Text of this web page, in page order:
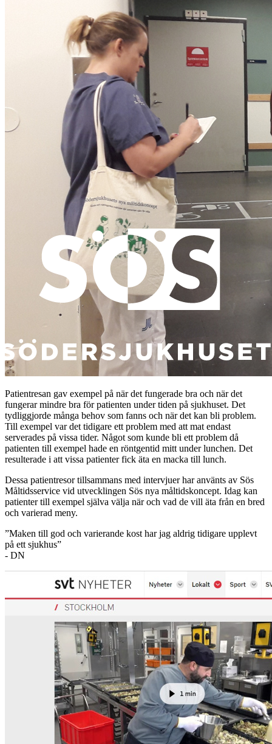
Patientresan gav exempel på när det fungerade bra och när det
fungerar mindre bra för patienten under tiden på sjukhuset. Det
tydliggjorde många behov som fanns och när det kan bli problem.
Till exempel var det tidigare ett problem med att mat endast
serverades på vissa tider. Något som kunde bli ett problem då
patienten till exempel hade en röntgentid mitt under lunchen. Det
resulterade i att vissa patienter fick äta en macka till lunch.
Dessa patientresor tillsammans med intervjuer har använts av Sös
Måltidsservice vid utvecklingen Sös nya måltidskoncept. Idag kan
patienter till exempel själva välja när och vad de vill äta från en bred
och varierad meny.
”Maken till god och varierande kost har jag aldrig tidigare upplevt
på ett sjukhus”
- DN